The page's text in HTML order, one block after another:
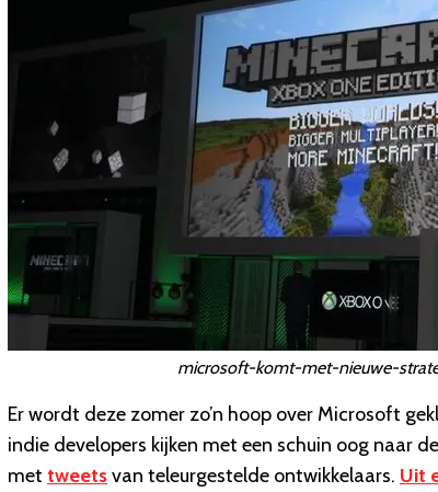
microsoft-komt-met-nieuwe-
Er wordt deze zomer zo’n hoop over Microsoft
indie developers kijken met een schuin oog naar
met tweetsvan teleurgestelde ontwikkelaars. Uit